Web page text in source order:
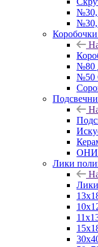
№30,
№80
№50
Лики